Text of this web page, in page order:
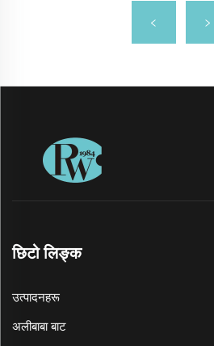
छिटो लिङ्क
उत्पादनहरू
अलीबाबा बाट